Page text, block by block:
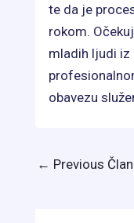
te da je
rokom.
mladih ljudi iz
obavezu
← Previous